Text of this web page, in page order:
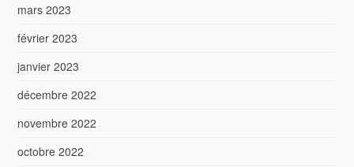
mars 2023
février 2023
janvier 2023
décembre 2022
novembre 2022
octobre 2022